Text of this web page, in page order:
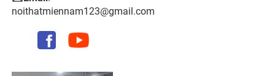
noithatmiennam123@gmail.com